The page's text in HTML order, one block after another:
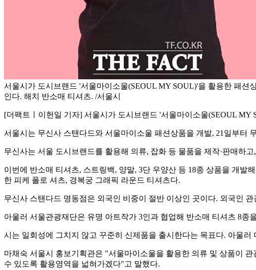
서울시가 도시브랜드 '서울마이소울(SEOUL MY SOUL)'을 활용한 패션
인다. 해치 반소매 티셔츠. /서울시
[더팩트ㅣ이헌일 기자] 서울시가 도시브랜드 '서울마이소울(SEOUL MY
서울시는 무신사 스탠다드와 서울마이소울 패션상품을 개발, 21일부터
무신사는 서울 도시브랜드를 활용해 의류, 잡화 등 물품을 제작·판매하
이번에 반소매 티셔츠, 스트링백, 양말, 3단 우양산 등 18종 상품을 개발
한 피케 폴로 셔츠, 경복궁 그래픽 라운드 티셔츠다.
무신사 스탠다드 명동점은 외국인 비중이 절반 이상인 곳이다. 외국인
아울러 서울관광재단은 유명 아트작가 3인과 협업해 반소매 티셔츠 8
시는 일회성에 그치지 않고 꾸준히 신제품을 출시한다는 목표다. 아울
마채숙 서울시 홍보기획관은 "서울마이소울을 활용한 의류 및 상품이
수 있도록 활용영역을 넓혀가겠다"고 말했다.